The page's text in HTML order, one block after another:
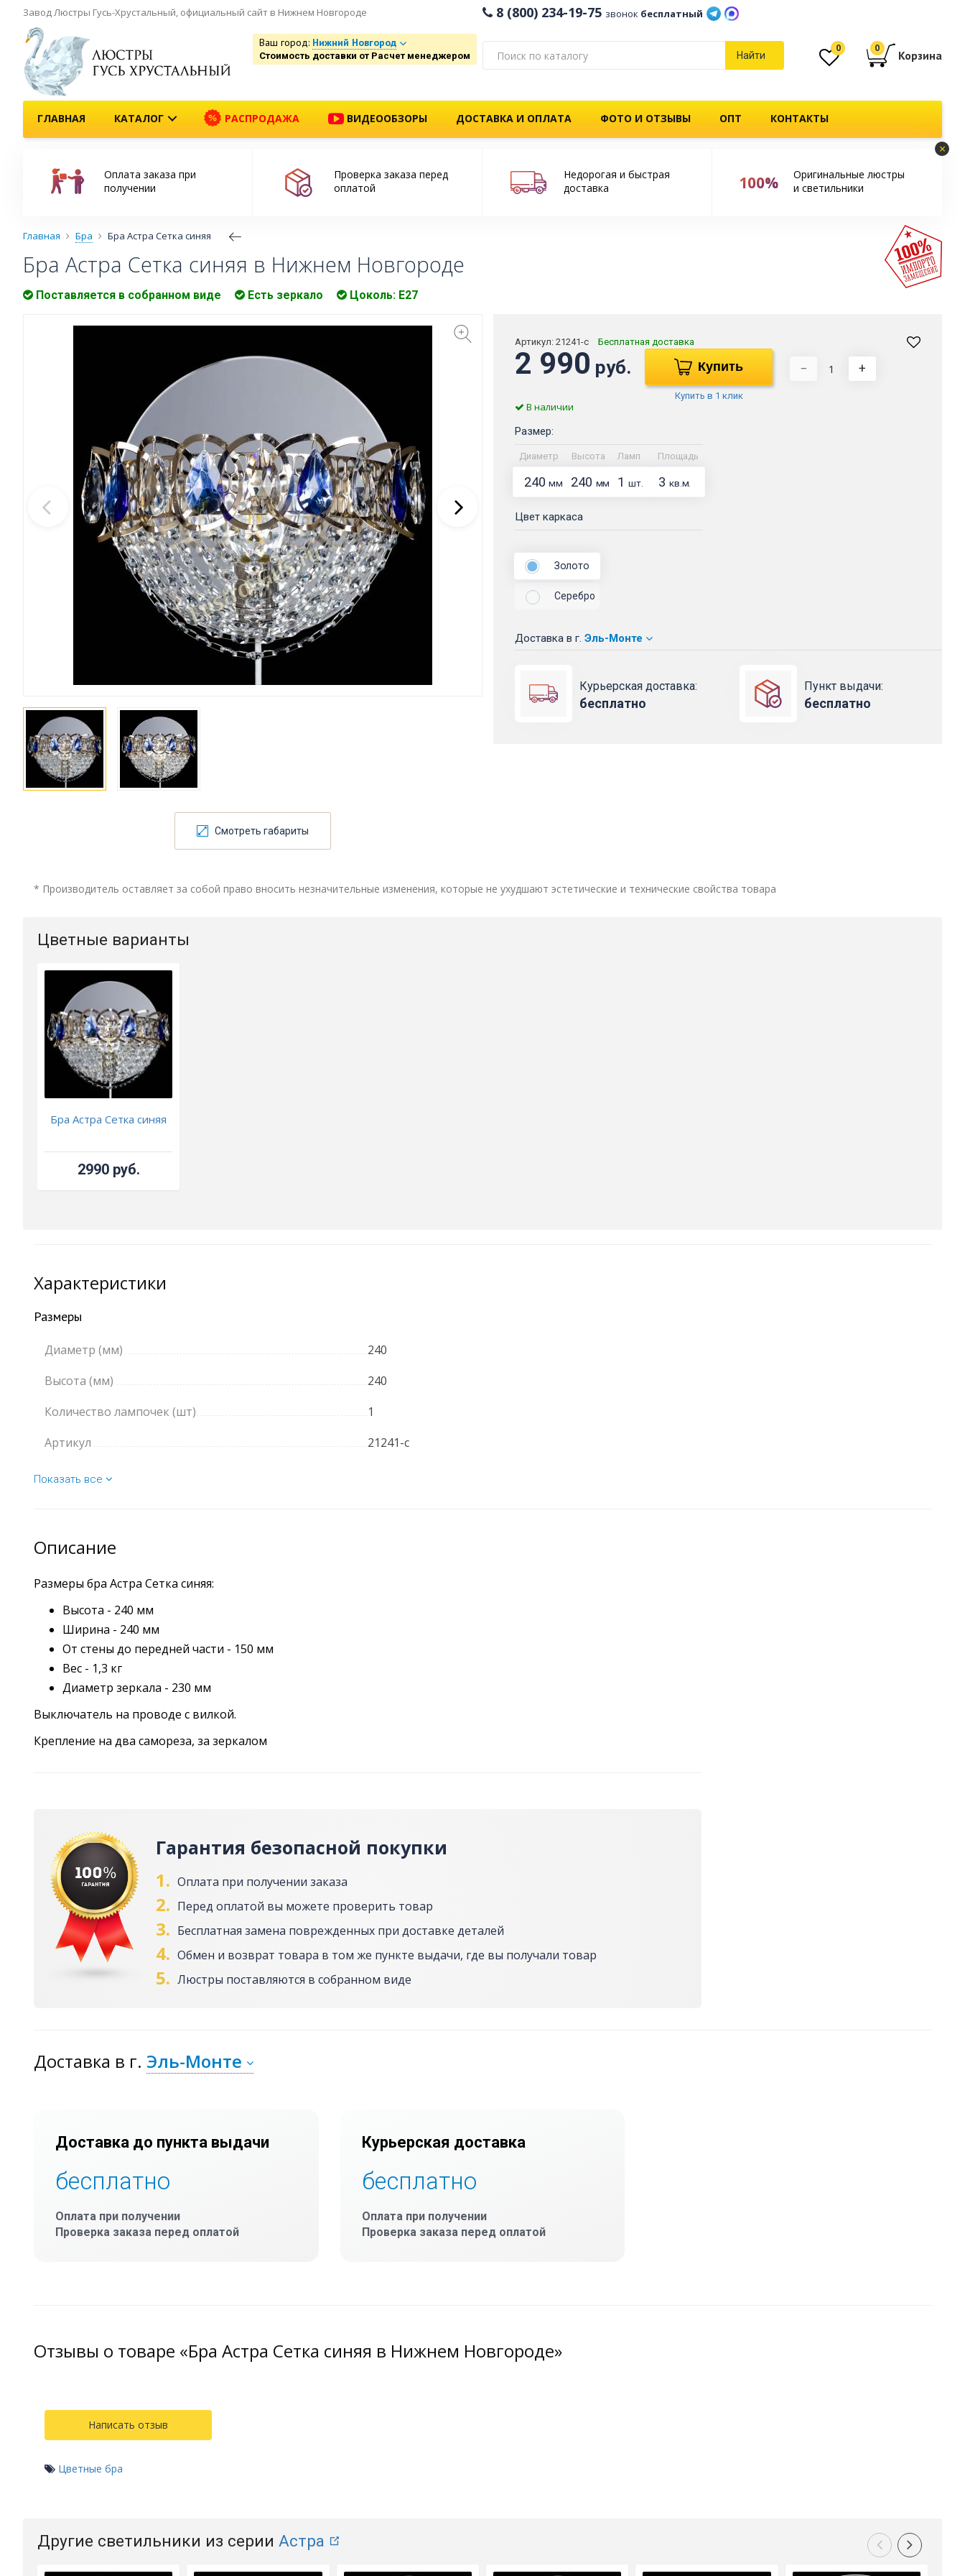
Завод Люстры Гусь-Хрустальный, официальный сайт в Нижнем Новгороде 8 (800) 234-19-75 звонок бесплатный
Ваш город: Нижний Новгород
Стоимость доставки от Расчет менеджером Найти
0 0
Корзина
ГЛАВНАЯ КАТАЛОГ РАСПРОДАЖА ВИДЕООБЗОРЫ ДОСТАВКА И ОПЛАТА ФОТО И ОТЗЫВЫ ОПТ КОНТАКТЫ
×
Оплата заказа при
получении
Проверка заказа перед
оплатой
Недорогая и быстрая
доставка
100%
Оригинальные люстры
и светильники
Главная Бра Бра Астра Сетка синяя
Бра Астра Сетка синяя в Нижнем Новгороде
Поставляется в собранном виде Есть зеркало Цоколь: Е27
Смотреть габариты
Артикул: 21241-с Бесплатная доставка
2 990 руб. Купить
Купить в 1 клик
− +
В наличии
Размер:
Диаметр Высота Ламп Площадь
240мм 240 мм 1 шт. 3 кв.м.
Цвет каркаса
Золото
Серебро
Доставка в г. Эль-Монте
Курьерская доставка:
бесплатно
Пункт выдачи:
бесплатно
* Производитель оставляет за собой право вносить незначительные изменения, которые не ухудшают эстетические и технические свойства товара
Цветные варианты
Бра Астра Сетка синяя
2990 руб.
Характеристики
Размеры
Диаметр (мм)
240
Высота (мм)
240
Количество лампочек (шт)
1
Артикул
21241-с
Показать все
Описание
Размеры бра Астра Сетка синяя:
Высота - 240 мм
Ширина - 240 мм
От стены до передней части - 150 мм
Вес - 1,3 кг
Диаметр зеркала - 230 мм
Выключатель на проводе с вилкой.
Крепление на два самореза, за зеркалом
Гарантия безопасной покупки
1. Оплата при получении заказа
2. Перед оплатой вы можете проверить товар
3. Бесплатная замена поврежденных при доставке деталей
4. Обмен и возврат товара в том же пункте выдачи, где вы получали товар
5. Люстры поставляются в собранном виде
Доставка в г. Эль-Монте
Доставка до пункта выдачи
бесплатно
Оплата при получении
Проверка заказа перед оплатой
Курьерская доставка
бесплатно
Оплата при получении
Проверка заказа перед оплатой
Отзывы о товаре «Бра Астра Сетка синяя в Нижнем Новгороде»
Написать отзыв
Цветные бра
Другие светильники из серии Астра